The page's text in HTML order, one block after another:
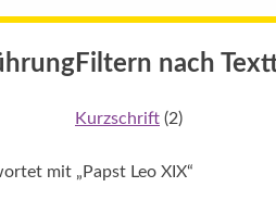
Filtern nach
Kurzschrift (2)
mit „Papst Leo XIX“